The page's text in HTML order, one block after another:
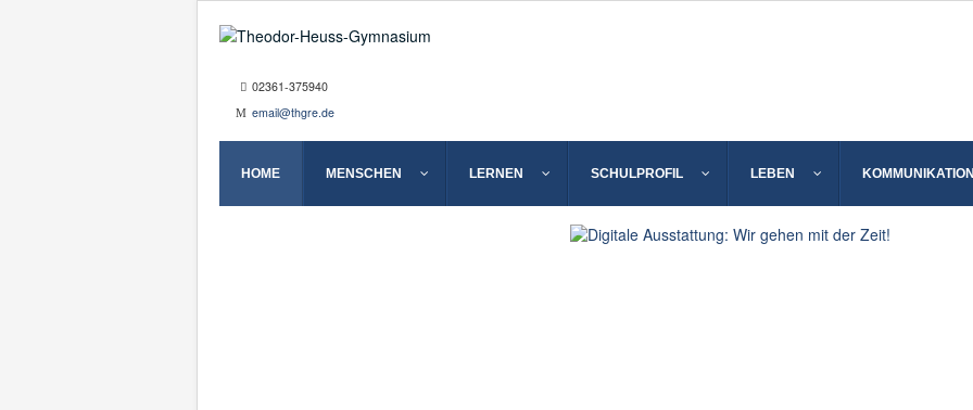
02361-375940
email@thgre.de
HOME MENSCHEN LERNEN SCHULPROFIL LEBEN